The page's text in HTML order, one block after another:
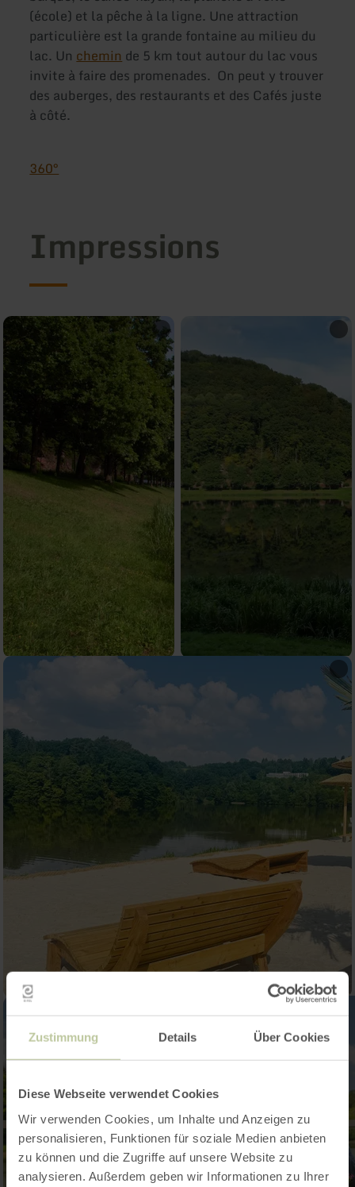
Zustimmung Details Über Cookies
Diese Webseite verwendet Cookies
Wir verwenden Cookies, um Inhalte und Anzeigen zu
personalisieren, Funktionen für soziale Medien anbieten
zu können und die Zugriffe auf unsere Website zu
analysieren. Außerdem geben wir Informationen zu Ihrer
(école) et la pêche à la ligne. Une attraction
particulière est la grande fontaine au milieu du
lac. Un chemin de 5 km tout autour du lac vous
invite à faire des promenades. On peut y trouver
des auberges, des restaurants et des Cafés juste
à côté.
360°
Impressions